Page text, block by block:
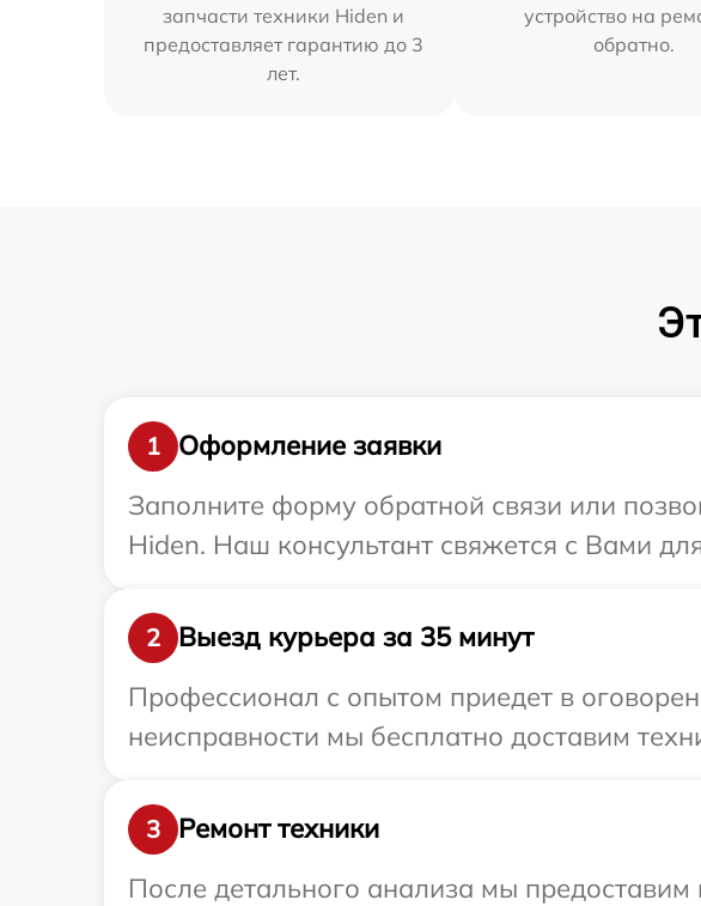
запчасти техники Hiden и
предоставляет гарантию до 3
лет.
устройство на
обратно.
1
Оформление заявки
Заполните форму обратной связи или
Hiden. Наш консультант свяжется с Вами
2
Выезд курьера за 35 минут
Профессионал с опытом приедет в
неисправности мы бесплатно доставим
3
Ремонт техники
После детального анализа мы